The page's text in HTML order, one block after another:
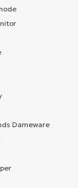
Dameware